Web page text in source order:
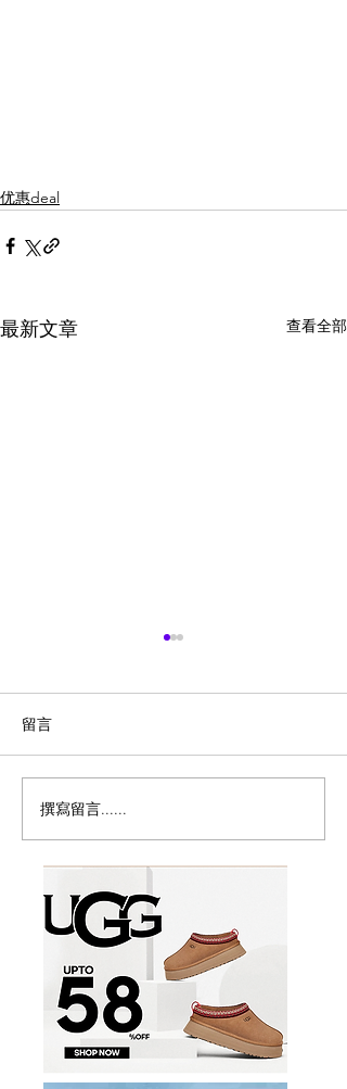
优惠deal
最新文章 查看全部
历史新低！Samsonite 新
秀丽 Winfield 2 全PC
20+28寸 黑色拉杆行李箱2
件套1.7折
留言
撰寫留言......